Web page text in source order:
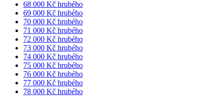
68 000 Kč hrubého
69 000 Kč hrubého
70 000 Kč hrubého
71 000 Kč hrubého
72 000 Kč hrubého
73 000 Kč hrubého
74 000 Kč hrubého
75 000 Kč hrubého
76 000 Kč hrubého
77 000 Kč hrubého
78 000 Kč hrubého